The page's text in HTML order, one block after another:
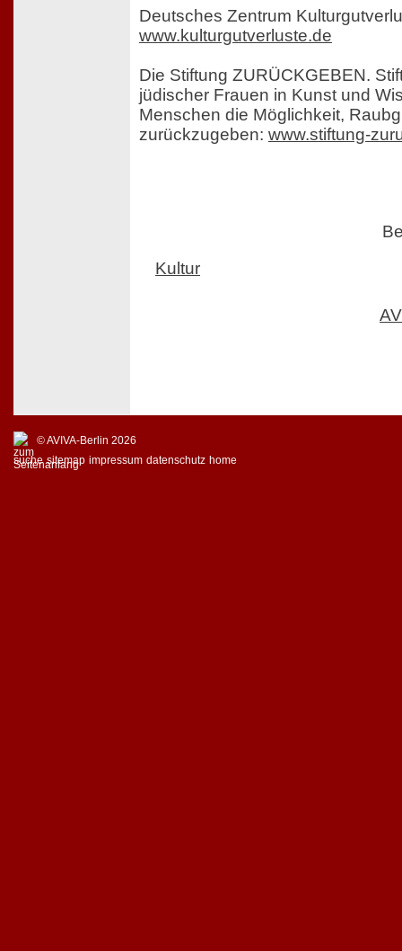
Deutsches Zentrum
www.kulturgutverluste.de
Die Stiftung ZURÜCKGEBEN.
jüdischer Frauen in Kunst und
Menschen die Möglichkeit,
zurückzugeben: www.stiftung-
Kultur
© AVIVA-Berlin 2026
suche sitemap impressum datenschutz home